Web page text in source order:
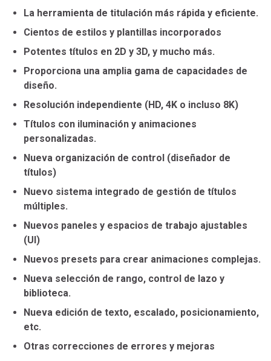
La herramienta de titulación más rápida y eficiente.
Cientos de estilos y plantillas incorporados
Potentes títulos en 2D y 3D, y mucho más.
Proporciona una amplia gama de capacidades de
diseño.
Resolución independiente (HD, 4K o incluso 8K)
Títulos con iluminación y animaciones
personalizadas.
Nueva organización de control (diseñador de
títulos)
Nuevo sistema integrado de gestión de títulos
múltiples.
Nuevos paneles y espacios de trabajo ajustables
(UI)
Nuevos presets para crear animaciones complejas.
Nueva selección de rango, control de lazo y
biblioteca.
Nueva edición de texto, escalado, posicionamiento,
etc.
Otras correcciones de errores y mejoras